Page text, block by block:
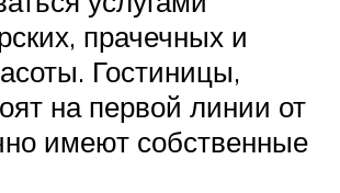
прачечных и
Гостиницы,
на первой линии от
имеют собственные